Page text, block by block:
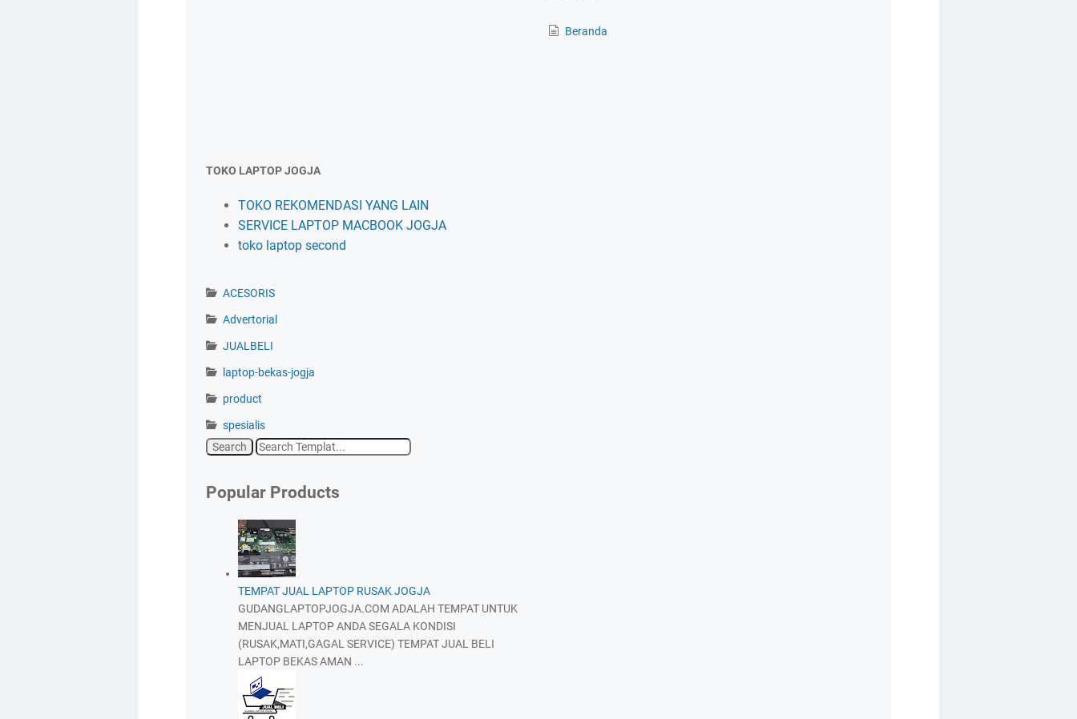
TOKO LAPTOP JOGJA
TOKO REKOMENDASI YANG LAIN
SERVICE LAPTOP MACBOOK JOGJA
toko laptop second
ACESORIS
Advertorial
JUALBELI
laptop-bekas-jogja
product
spesialis
Popular Products
TEMPAT JUAL LAPTOP RUSAK JOGJA
GUDANGLAPTOPJOGJA.COM ADALAH TEMPAT UNTUK
MENJUAL LAPTOP ANDA SEGALA KONDISI
(RUSAK,MATI,GAGAL SERVICE) TEMPAT JUAL BELI
LAPTOP BEKAS AMAN ...
Beranda